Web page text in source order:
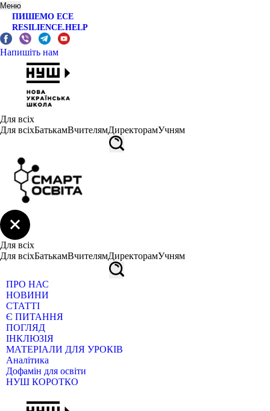
Меню
ПИШЕМО ЕСЕ
RESILIENCE.HELP
Напишіть нам
Для всіх
Для всіхБатькамВчителямДиректорамУчням
Для всіх
Для всіхБатькамВчителямДиректорамУчням
ПРО НАС
НОВИНИ
СТАТТІ
Є ПИТАННЯ
ПОГЛЯД
ІНКЛЮЗІЯ
МАТЕРІАЛИ ДЛЯ УРОКІВ
Аналітика
Дофамін для освіти
НУШ КОРОТКО